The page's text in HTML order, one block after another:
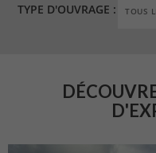
TYPE D'OUVRAGE :